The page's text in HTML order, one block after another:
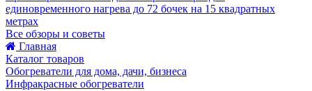
единовременного нагрева до 72 бочек на 15 квадратных
метрах
Все обзоры и советы
Главная
Каталог товаров
Обогреватели для дома, дачи, бизнеса
Инфракрасные обогреватели